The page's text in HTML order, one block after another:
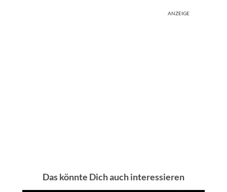
ANZEIGE
Das könnte Dich auch interessieren